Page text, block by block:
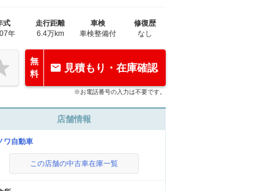
式
年
走行距離
6.4万km
車検
車検整備付
修復歴
なし
無
料
見積もり・在庫確認
※お電話番号の入力は不要です。
店舗情報
ワ自動車
この店舗の中古車在庫一覧